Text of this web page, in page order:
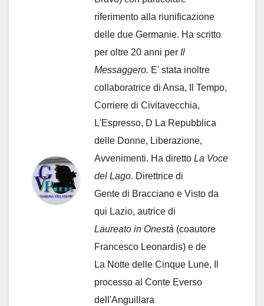
riferimento alla riunificazione
delle due Germanie. Ha scritto
per oltre 20 anni per Il
Messaggero. E' stata inoltre
collaboratrice di Ansa, Il Tempo,
Corriere di Civitavecchia,
L'Espresso, D La Repubblica
delle Donne, Liberazione,
Avvenimenti. Ha diretto La Voce
del Lago. Direttrice di
Gente di Bracciano e Visto da
qui Lazio, autrice di
Laureato in Onestà (coautore
Francesco Leonardis) e de
La Notte delle Cinque Lune, Il
processo al Conte Everso
dell'Anguillara